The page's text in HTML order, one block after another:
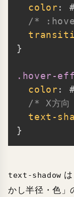
color:
/* :hover
}
.hover-
color:
/* X方
text-
}
text-shadow
かし半径・色」